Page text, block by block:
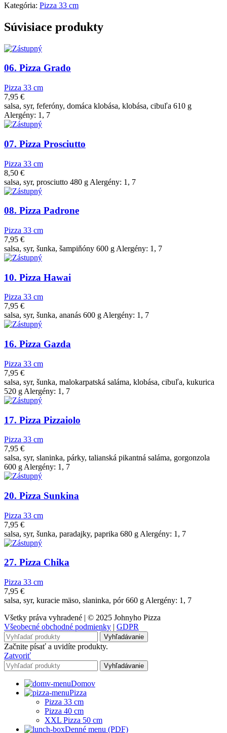
Kategória: Pizza 33 cm
Súvisiace produkty
06. Pizza Grado
Pizza 33 cm
7,95 €
salsa, syr, feferóny, domáca klobása, klobása, cibuľa 610 g
Alergény: 1, 7
07. Pizza Prosciutto
Pizza 33 cm
8,50 €
salsa, syr, prosciutto 480 g Alergény: 1, 7
08. Pizza Padrone
Pizza 33 cm
7,95 €
salsa, syr, šunka, šampiňóny 600 g Alergény: 1, 7
10. Pizza Hawai
Pizza 33 cm
7,95 €
salsa, syr, šunka, ananás 600 g Alergény: 1, 7
16. Pizza Gazda
Pizza 33 cm
7,95 €
salsa, syr, šunka, malokarpatská saláma, klobása, cibuľa, kukurica
520 g Alergény: 1, 7
17. Pizza Pizzaiolo
Pizza 33 cm
7,95 €
salsa, syr, slaninka, párky, talianská pikantná saláma, gorgonzola
600 g Alergény: 1, 7
20. Pizza Sunkina
Pizza 33 cm
7,95 €
salsa, syr, šunka, paradajky, paprika 680 g Alergény: 1, 7
27. Pizza Chika
Pizza 33 cm
7,95 €
salsa, syr, kuracie mäso, slaninka, pór 660 g Alergény: 1, 7
Všetky práva vyhradené | © 2025 Johnyho Pizza
Všeobecné obchodné podmienky | GDPR
Vyhľadávanie
Začnite písať a uvidíte produkty.
Zatvoriť
Vyhľadávanie
Domov
Pizza
Pizza 33 cm
Pizza 40 cm
XXL Pizza 50 cm
Denné menu (PDF)